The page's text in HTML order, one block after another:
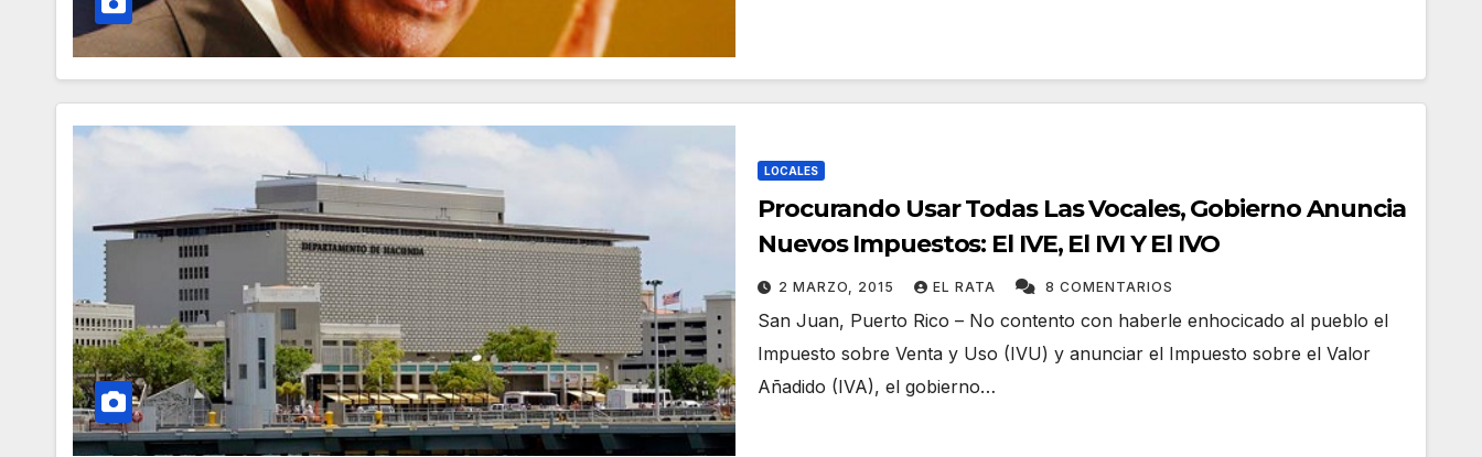
LOCALES
Procurando Usar Todas Las Vocales, Gobierno Anuncia
Nuevos Impuestos: El IVE, El IVI Y El IVO
2 MARZO, 2015 EL RATA 8 COMENTARIOS
San Juan, Puerto Rico – No contento con haberle enhocicado al pueblo el
Impuesto sobre Venta y Uso (IVU) y anunciar el Impuesto sobre el Valor
Añadido (IVA), el gobierno…